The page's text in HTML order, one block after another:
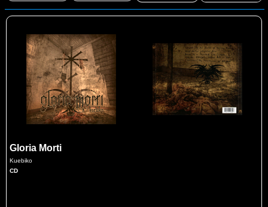
Gloria Morti
Kuebiko
CD